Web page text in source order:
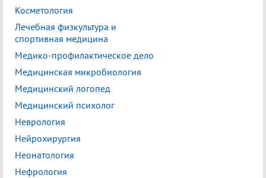
Косметология
Лечебная физкультура и
спортивная медицина
Медико-профилактическое дело
Медицинская микробиология
Медицинский логопед
Медицинский психолог
Неврология
Нейрохирургия
Неонатология
Нефрология